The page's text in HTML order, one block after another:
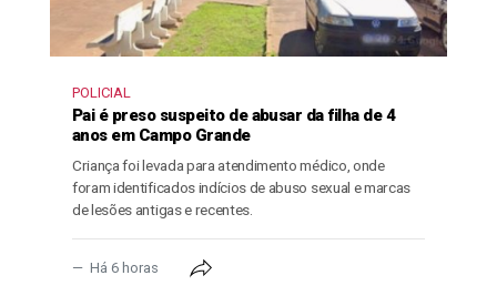
POLICIAL
Pai é preso suspeito de abusar da filha de 4
anos em Campo Grande
Criança foi levada para atendimento médico, onde
foram identificados indícios de abuso sexual e marcas
de lesões antigas e recentes.
Há 6 horas